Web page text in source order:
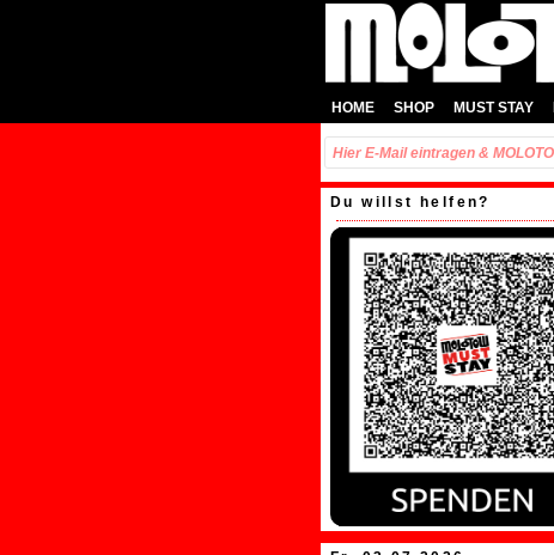
HOME SHOP MUST STAY
Du willst helfen?